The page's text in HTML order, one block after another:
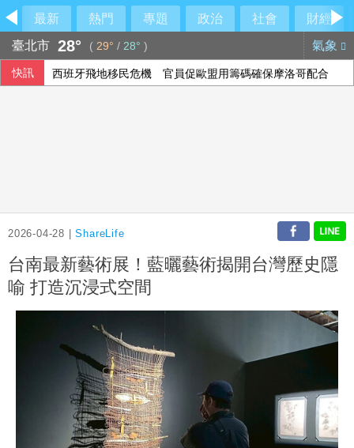
最新 熱門 專題 政治 社會
財經
臺北市 28° ( 29° / 28° ) 氣象
快訊 西班牙飛地移民危機 官員促歐盟用籌碼確保摩洛哥配合
2026-04-28 |ShareLife
台南最新藝術展！藍曬藝術揭開台灣歷史隱
喻 打造沉浸式空間